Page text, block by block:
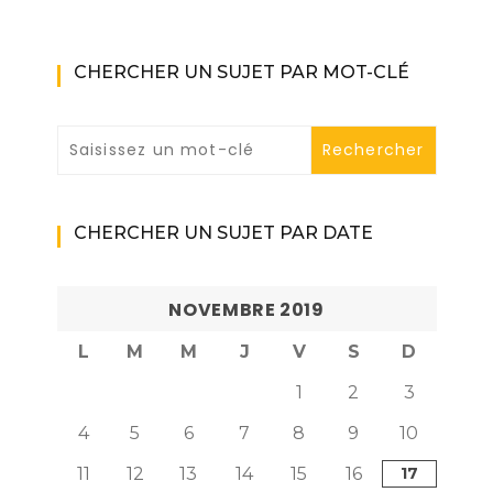
CHERCHER UN SUJET PAR MOT-CLÉ
CHERCHER UN SUJET PAR DATE
NOVEMBRE 2019
L M M J V S
D
1
2
3
4
5 6 7 8 9
10
11
12 13 14 15 16 17